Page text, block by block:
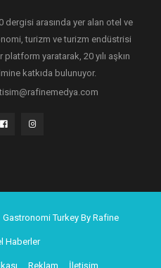
dergisi arasında yer alan otel ve
turizm ve turizm endüstrisi
yaratarak, 20 yılı aşkın
katkıda bulunuyor.
Gastronomi Turkey By Rafine
Haberler
Reklam İletişim